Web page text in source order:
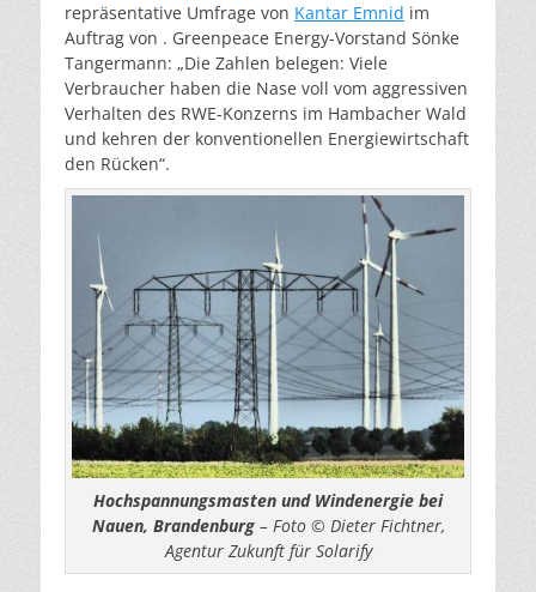
repräsentative Umfrage von Kantar Emnid im
Auftrag von . Greenpeace Energy-Vorstand Sönke
Tangermann: „Die Zahlen belegen: Viele
Verbraucher haben die Nase voll vom aggressiven
Verhalten des RWE-Konzerns im Hambacher Wald
und kehren der konventionellen Energiewirtschaft
den Rücken“.
Hochspannungsmasten und Windenergie bei
Nauen, Brandenburg– Foto © Dieter Fichtner,
Agentur Zukunft für Solarify